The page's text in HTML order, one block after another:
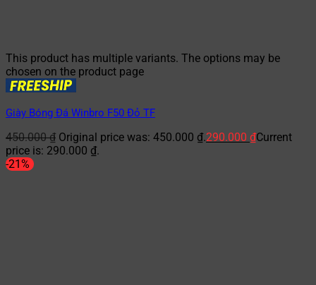
This product has multiple variants. The options may be
chosen on the product page
Giày Bóng Đá Winbro F50 Đỏ TF
450.000₫ Original price was: 450.000 ₫.290.000 ₫Current
price is: 290.000 ₫.
-21%